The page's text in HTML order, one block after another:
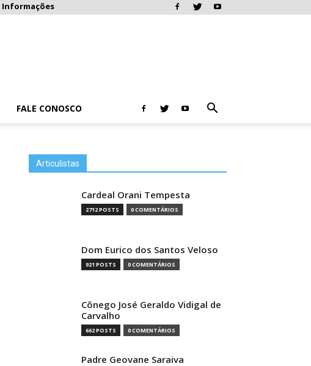
Informações
FALE CONOSCO
Articulistas
Cardeal Orani Tempesta
2712 POSTS 0 COMENTÁRIOS
Dom Eurico dos Santos Veloso
921 POSTS 0 COMENTÁRIOS
Cônego José Geraldo Vidigal de
Carvalho
662 POSTS 0 COMENTÁRIOS
Padre Geovane Saraiva